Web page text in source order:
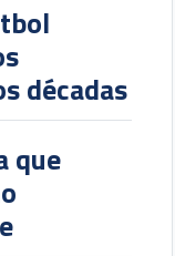
décadas
que